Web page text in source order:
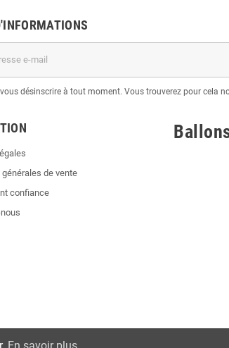
désinscrire à tout moment. Vous trouverez pour cela
de vente
confiance